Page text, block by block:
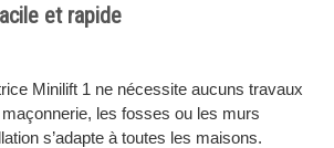
et rapide
Minilift 1 ne nécessite aucuns travaux
les fosses ou les murs
s’adapte à toutes les maisons.